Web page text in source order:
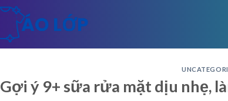
Gợi ý 9+ sữa rửa mặt dịu nhẹ,